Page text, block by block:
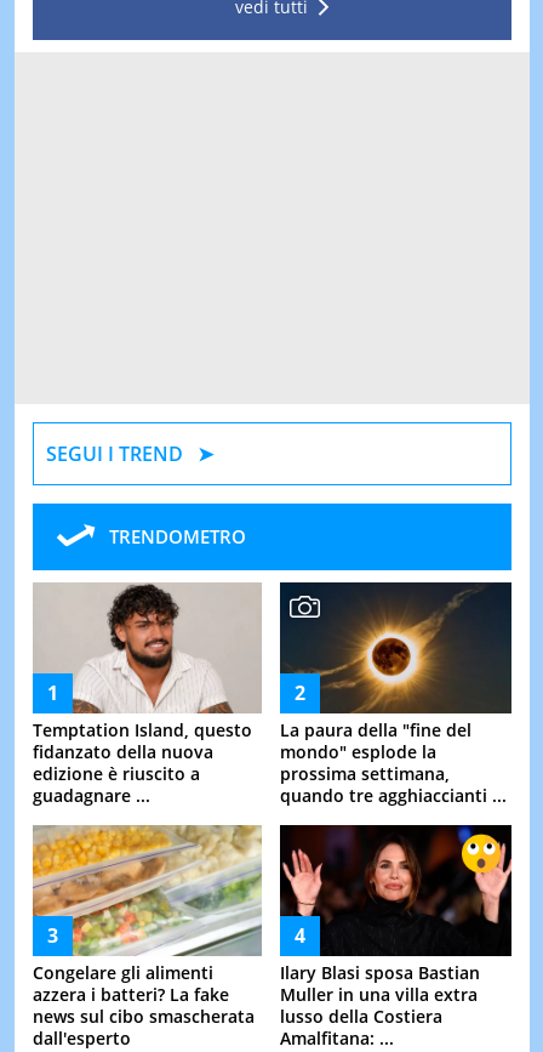
vedi tutti
SEGUI I TREND
TRENDOMETRO
Temptation Island, questo
fidanzato della nuova
edizione è riuscito a
guadagnare ...
La paura della "fine del
mondo" esplode la
prossima settimana,
quando tre agghiaccianti ...
Congelare gli alimenti
azzera i batteri? La fake
news sul cibo smascherata
dall'esperto
Ilary Blasi sposa Bastian
Muller in una villa extra
lusso della Costiera
Amalfitana: ...